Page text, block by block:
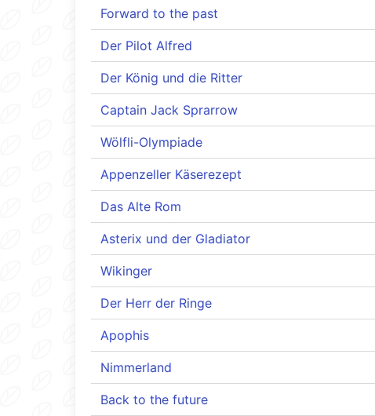
Forward to the past
Der Pilot Alfred
Der König und die Ritter
Captain Jack Sprarrow
Wölfli-Olympiade
Appenzeller Käserezept
Das Alte Rom
Asterix und der Gladiator
Wikinger
Der Herr der Ringe
Apophis
Nimmerland
Back to the future